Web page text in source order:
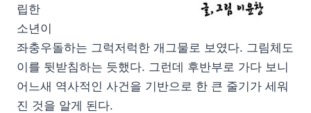
립한
소년이
좌충우돌하는 그럭저럭한 개그물로 보였다. 그림체도
이를 뒷받침하는 듯했다. 그런데 후반부로 가다 보니
어느새 역사적인 사건을 기반으로 한 큰 줄기가 세워
진 것을 알게 된다.